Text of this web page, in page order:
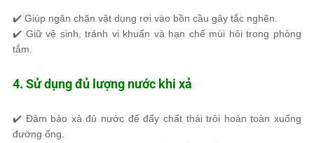
✔️ Giúp ngăn chặn vật dụng rơi vào bồn cầu gây tắc nghẽn.
✔️ Giữ vệ sinh, tránh vi khuẩn và hạn chế mùi hôi trong phòng
tắm.
4. Sử dụng đủ lượng nước khi xả
✔️ Đảm bảo xả đủ nước để đẩy chất thải trôi hoàn toàn xuống
đường ống.